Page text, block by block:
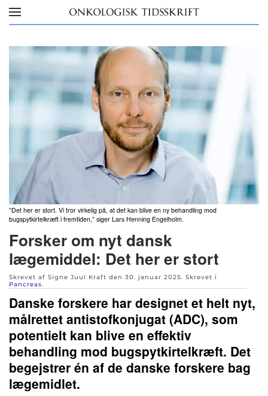
Skip to main content
”Det her er stort. Vi tror virkelig på, at det kan blive en ny behandling mod
bugspytkirtelkræft i fremtiden,” siger Lars Henning Engelholm.
Forsker om nyt dansk
lægemiddel: Det her er stort
Skrevet af Signe Juul Kraft den 30. januar 2025. Skrevet i
Pancreas.
Danske forskere har designet et helt nyt,
målrettet antistofkonjugat (ADC), som
potentielt kan blive en effektiv
behandling mod bugspytkirtelkræft. Det
begejstrer én af de danske forskere bag
lægemidlet.